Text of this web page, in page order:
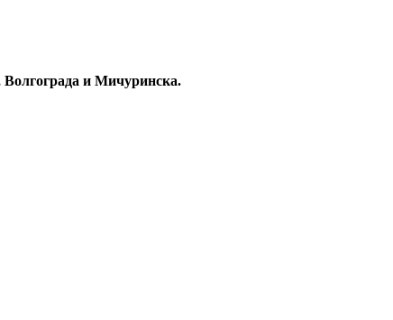
Волгограда и Мичуринска.